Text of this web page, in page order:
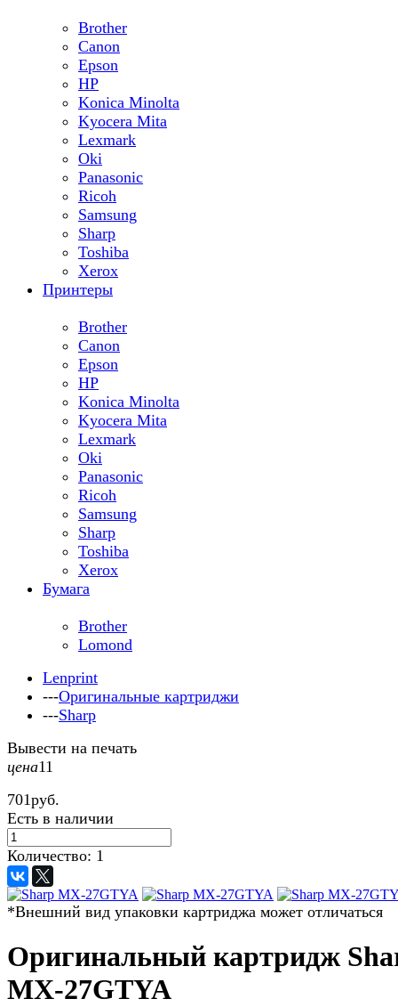
Brother
Canon
Epson
HP
Konica Minolta
Kyocera Mita
Lexmark
Oki
Panasonic
Ricoh
Samsung
Sharp
Toshiba
Xerox
Принтеры
Brother
Canon
Epson
HP
Konica Minolta
Kyocera Mita
Lexmark
Oki
Panasonic
Ricoh
Samsung
Sharp
Toshiba
Xerox
Бумага
Brother
Lomond
Lenprint
---Оригинальные картриджи
---Sharp
Вывести на печать
цена11
701руб.
Есть в наличии
Количество: 1
*Внешний вид упаковки картриджа может отличаться
Оригинальный картридж
MX-27GTYA